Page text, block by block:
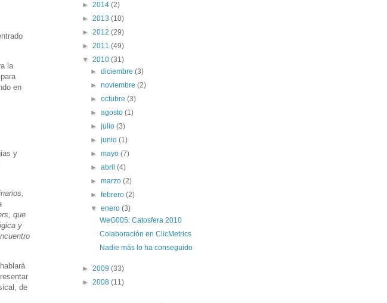
la
en
y
que
y
de
► 2014 (2)
► 2013 (10)
► 2012 (29)
► 2011 (49)
▼ 2010 (31)
►diciembre(3)
►noviembre(2)
►octubre(3)
►agosto(1)
►julio(3)
►junio(1)
►mayo(7)
►abril(4)
►marzo(2)
►febrero(2)
▼enero(3)
WeG005: Catosfera 2010
Colaboración en ClicMetrics
Nadie más lo ha conseguido
► 2009 (33)
► 2008 (11)